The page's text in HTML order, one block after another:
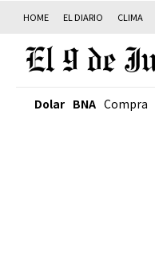
HOME EL DIARIO CLIMA
Dolar BNA Compra